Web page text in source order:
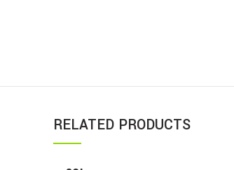
RELATED PRODUCTS